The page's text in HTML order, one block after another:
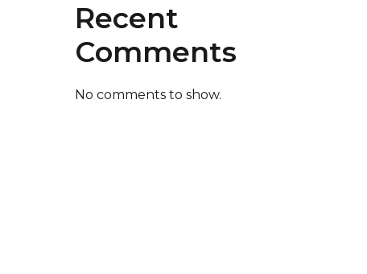
Recent
Comments
No comments to show.